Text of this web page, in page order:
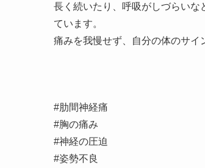
長く続いたり、呼吸がしづらい
ています。
痛みを我慢せず、自分の体のサイ
#肋間神経痛
#胸の痛み
#神経の圧迫
#姿勢不良